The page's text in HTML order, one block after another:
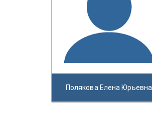
Полякова Елена Юрьевна